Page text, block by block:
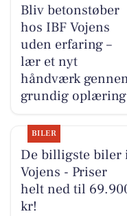
Bliv betonstøber
hos IBF Vojens
uden erfaring –
lær et nyt
håndværk
grundig
BILER
De billigste biler
Vojens - Priser
helt ned til
kr!